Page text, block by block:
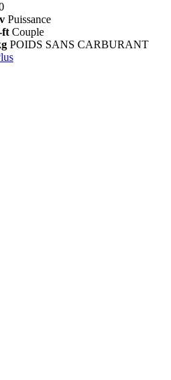
Puissance
ft Couple
POIDS SANS CARBURANT